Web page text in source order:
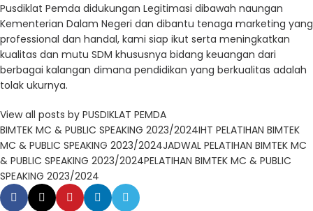
Pusdiklat Pemda didukungan Legitimasi dibawah naungan
Kementerian Dalam Negeri dan dibantu tenaga marketing yang
professional dan handal, kami siap ikut serta meningkatkan
kualitas dan mutu SDM khususnya bidang keuangan dari
berbagai kalangan dimana pendidikan yang berkualitas adalah
tolak ukurnya.
View all posts by PUSDIKLAT PEMDA
BIMTEK MC & PUBLIC SPEAKING 2023/2024IHT PELATIHAN BIMTEK
MC & PUBLIC SPEAKING 2023/2024JADWAL PELATIHAN BIMTEK MC
& PUBLIC SPEAKING 2023/2024PELATIHAN BIMTEK MC & PUBLIC
SPEAKING 2023/2024